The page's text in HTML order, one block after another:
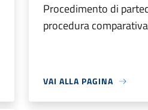
Procedimento di
procedura
VAI ALLA PAGINA